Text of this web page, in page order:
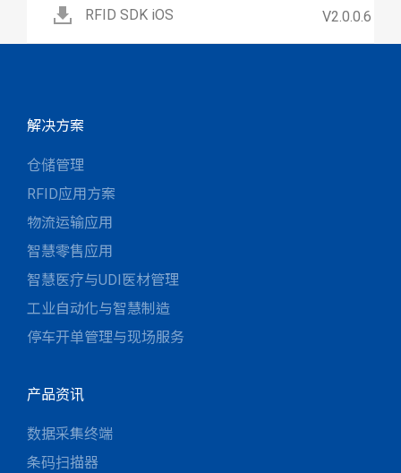
RFID SDK iOS V2.0.0.6 /
解决方案
仓储管理
RFID应用方案
物流运输应用
智慧零售应用
智慧医疗与UDI医材管理
工业自动化与智慧制造
停车开单管理与现场服务
产品资讯
数据采集终端
条码扫描器